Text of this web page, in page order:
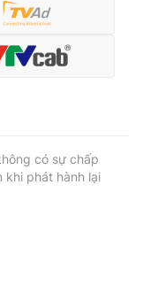
có sự chấp
khi phát hành lại